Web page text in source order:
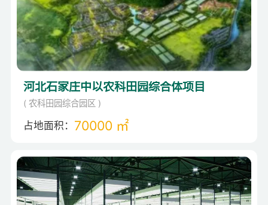
河北石家庄中以农科田园综合体项目
( 农科田园综合园区 )
占地面积： 70000 ㎡